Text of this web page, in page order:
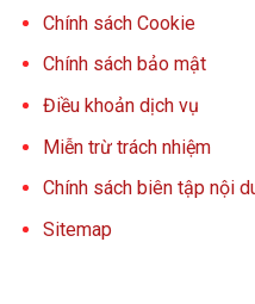
Chính sách Cookie
Chính sách bảo mật
Điều khoản dịch vụ
Miễn trừ trách nhiệm
Chính sách biên tập nội
Sitemap